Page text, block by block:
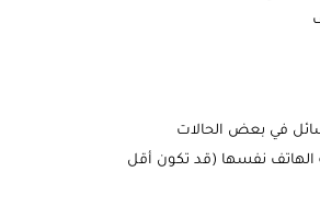
في بعض الحالات
نفسها (قد تكون أقل